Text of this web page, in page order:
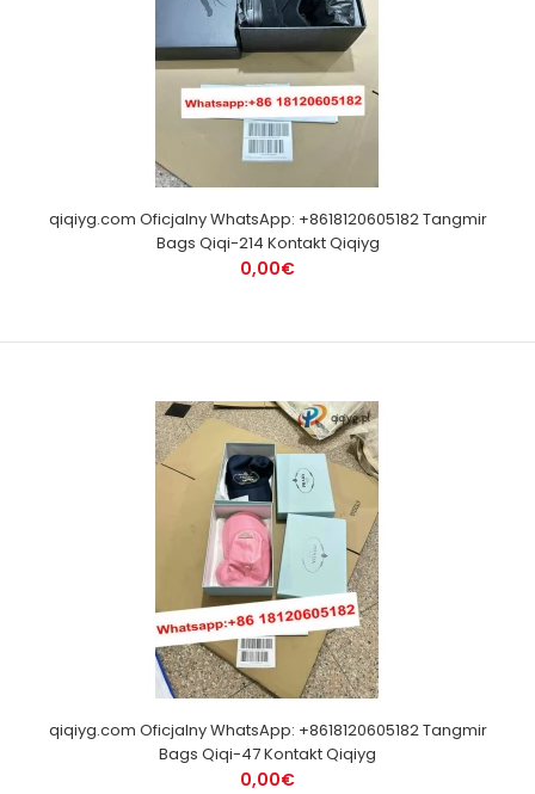
qiqiyg.com Oficjalny WhatsApp: +8618120605182 Tangmir
Bags Qiqi-214 Kontakt Qiqiyg
0,00€
qiqiyg.com Oficjalny WhatsApp: +8618120605182 Tangmir
Bags Qiqi-47 Kontakt Qiqiyg
0,00€